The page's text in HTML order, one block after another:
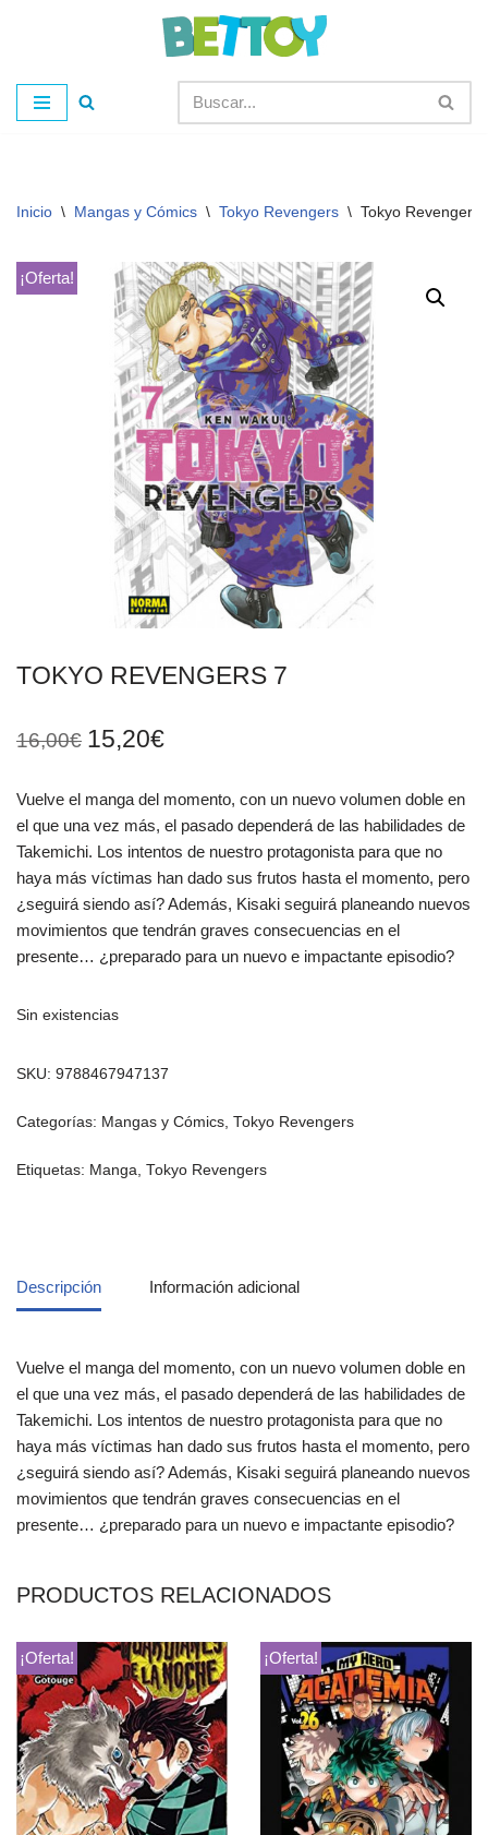
al
contenido
Inicio \ Mangas y Cómics \ Tokyo Revengers \ Tokyo Revengers
¡Oferta!
TOKYO REVENGERS 7
16,00€ 15,20€
Vuelve el manga del momento, con un nuevo volumen doble en
el que una vez más, el pasado dependerá de las habilidades de
Takemichi. Los intentos de nuestro protagonista para que no
haya más víctimas han dado sus frutos hasta el momento, pero
¿seguirá siendo así? Además, Kisaki seguirá planeando nuevos
movimientos que tendrán graves consecuencias en el
presente… ¿preparado para un nuevo e impactante episodio?
Sin existencias
SKU: 9788467947137
Categorías: Mangas y Cómics, Tokyo Revengers
Etiquetas: Manga, Tokyo Revengers
Descripción Información adicional
Vuelve el manga del momento, con un nuevo volumen doble en
el que una vez más, el pasado dependerá de las habilidades de
Takemichi. Los intentos de nuestro protagonista para que no
haya más víctimas han dado sus frutos hasta el momento, pero
¿seguirá siendo así? Además, Kisaki seguirá planeando nuevos
movimientos que tendrán graves consecuencias en el
presente… ¿preparado para un nuevo e impactante episodio?
PRODUCTOS RELACIONADOS
¡Oferta! ¡Oferta!